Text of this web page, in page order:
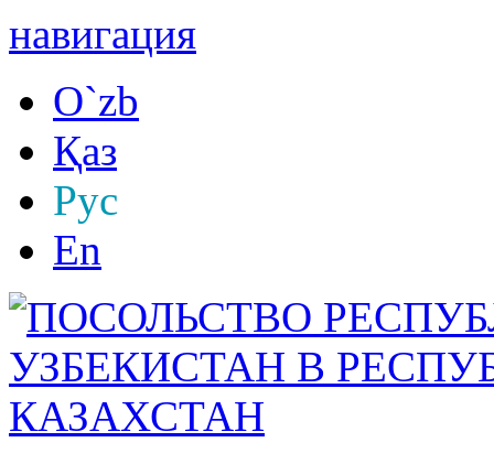
навигация
O`zb
Қаз
Рус
En